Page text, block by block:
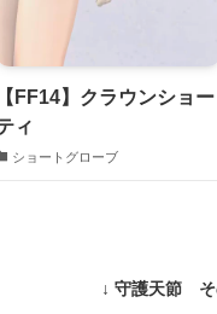
【FF14】クラウンショー
ィ
ショートグローブ
↓ 守護天節 そ